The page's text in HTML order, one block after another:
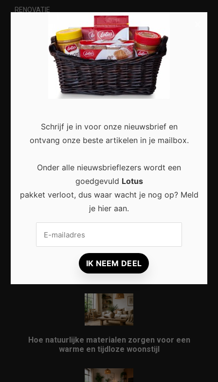
RENOVATIE
Meest recent
comfortabele leefruimte
Een Rustige en Stijlvolle Woonruimte Creëren met
Praktische Veranderingen
Zo geef je een kleine woonkamer een ruimtelijke
uitstraling zonder verbouwing
Hoe natuurlijke materialen zorgen voor een
warme en tijdloze woonstijl
Schrijf je in voor onze nieuwsbrief en
ontvang onze beste artikelen in je mailbox.
Onder alle nieuwsbrieflezers wordt een
goedgevuld Lotus
pakket verloot, dus waar wacht je nog op? Meld
je hier aan.